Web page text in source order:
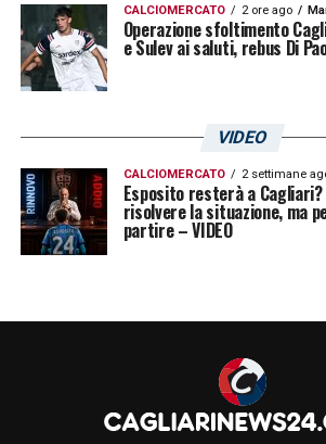
CALCIOMERCATO 2 ore ago
Operazione sfoltimento
e Sulev ai saluti, rebus Di
VIDEO
CALCIOMERCATO 2 settimane
Esposito resterà a Cagliari?
risolvere la situazione, ma
partire – VIDEO